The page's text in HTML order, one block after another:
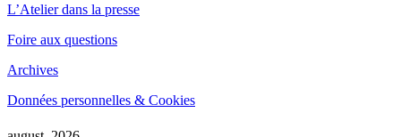
L’Atelier dans la presse
Foire aux questions
Archives
Données personnelles & Cookies